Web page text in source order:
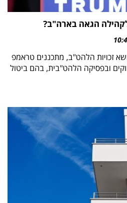
הגאה בארה"ב?
זכויות הלהט"ב, מתכננים טראמפ
ובפסיקה הלהט"בית, בהם ביטול